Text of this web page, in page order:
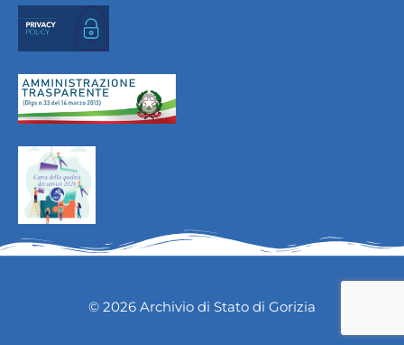
© 2026 Archivio di Stato di Gorizia